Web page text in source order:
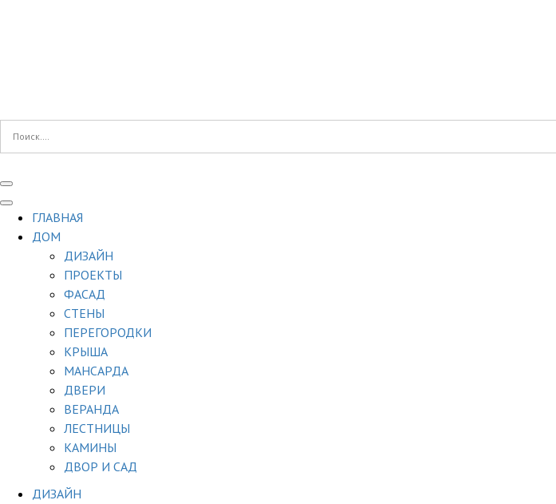
ГЛАВНАЯ
ДОМ
ДИЗАЙН
ПРОЕКТЫ
ФАСАД
СТЕНЫ
ПЕРЕГОРОДКИ
КРЫША
МАНСАРДА
ДВЕРИ
ВЕРАНДА
ЛЕСТНИЦЫ
КАМИНЫ
ДВОР И САД
ДИЗАЙН